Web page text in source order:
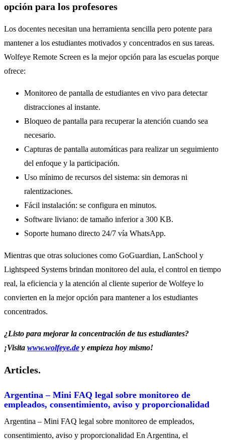
opción para los profesores
Los docentes necesitan una herramienta sencilla pero potente para
mantener a los estudiantes motivados y concentrados en sus tareas.
Wolfeye Remote Screen es la mejor opción para las escuelas porque
ofrece:
Monitoreo de pantalla de estudiantes en vivo para detectar
distracciones al instante.
Bloqueo de pantalla para recuperar la atención cuando sea
necesario.
Capturas de pantalla automáticas para realizar un seguimiento
del enfoque y la participación.
Uso mínimo de recursos del sistema: sin demoras ni
ralentizaciones.
Fácil instalación: se configura en minutos.
Software liviano: de tamaño inferior a 300 KB.
Soporte humano directo 24/7 vía WhatsApp.
Mientras que otras soluciones como GoGuardian, LanSchool y
Lightspeed Systems brindan monitoreo del aula, el control en tiempo
real, la eficiencia y la atención al cliente superior de Wolfeye lo
convierten en la mejor opción para mantener a los estudiantes
concentrados.
¿Listo para mejorar la concentración de tus estudiantes?
¡Visita www.wolfeye.de y empieza hoy mismo!
Articles.
Argentina – Mini FAQ legal sobre monitoreo de
empleados, consentimiento, aviso y proporcionalidad
Argentina – Mini FAQ legal sobre monitoreo de empleados,
consentimiento, aviso y proporcionalidad En Argentina, el